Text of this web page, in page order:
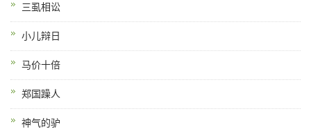
三虱相讼
小儿辩日
马价十倍
郑国躁人
神气的驴